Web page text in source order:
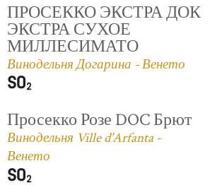
ПРОСЕККО ЭКСТРА ДОК
ЭКСТРА СУХОЕ
МИЛЛЕСИМАТО
Винодельня Догарина - Венето
Просекко Розе DOC Брют
Винодельня Ville d'Arfanta -
Венето